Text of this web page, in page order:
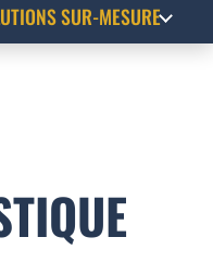
SUR-MESURE